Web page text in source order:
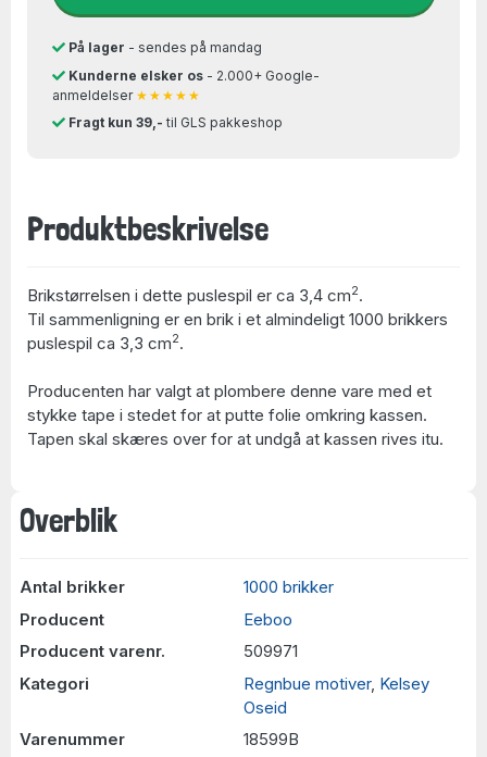
Overblik
Antal brikker
1000 brikker
Producent
Eeboo
Producent varenr.
509971
Kategori
Regnbue motiver, Kelsey
Oseid
Varenummer
18599B
På lager - sendes på mandag
Kunderne elsker os- 2.000+ Google-
anmeldelser ★★★★★
Fragt kun 39,- til GLS pakkeshop
Produktbeskrivelse
Brikstørrelsen i dette puslespil er ca 3,4 cm2.
Til sammenligning er en brik i et almindeligt 1000 brikkers
puslespil ca 3,3 cm2.
Producenten har valgt at plombere denne vare med et
stykke tape i stedet for at putte folie omkring kassen.
Tapen skal skæres over for at undgå at kassen rives itu.